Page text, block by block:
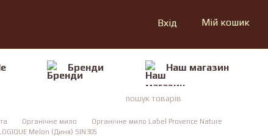
Вхід Мій кошик
Бренди Наш магазин
Органічне мило
Органічне мило Label Provence Nature
Melon (Диня) SIN305